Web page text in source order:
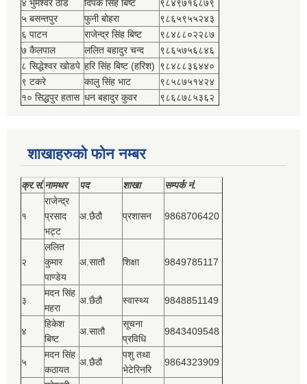
४ भुमेश्‍वर ठाडँ
दिपक सिंह बिष्‍ट
९८४९७१६८७९
५ बसन्तपुर
फुनी बोहरा
९८६५९५५२४३
६ पाटन
राजेन्द्र सिंह बिष्‍ट
९८४८८०२२८७
७ कैलपाल
ललित बहादुर चन्द
९८६५७५६८४६
८ सिद्धेश्‍वर खोडपे हरि सिंह बिष्‍ट (हरिश) ९८४८८३६४४०
९ टकरे
कालु सिंह भाट
९८५८७५१४२४
१० सिद्धपुर हतास धन बहादुर कुवर ९८६८७८५३६२
शाखाहरुको फोन नम्बर
क्र.सं.नामथर पद शाखा सम्‍पर्क नं.
१
राजेन्द्र
प्रसाद
भट्ट
अ.छैठौ प्रशासन 9868706420
२
ललित
कुमार
पाण्डेय
अ.सातौ शिक्षा 9849785117
३
मदन सिंह
महरा
अ.छैठौ स्वास्थ्य 9848851149
४
हिकेश
बिष्‍ट
अ.सातौ
सूचना
प्रविधि
9843409548
५
मदन सिंह
कठायत
अ.छैठौ
पशु तथा
भेटेरिनरि
9864323909